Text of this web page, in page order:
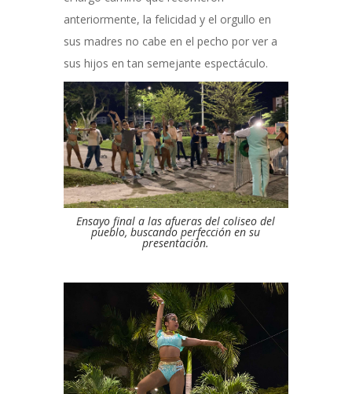
anteriormente, la felicidad y el orgullo en
sus madres no cabe en el pecho por ver a
sus hijos en tan semejante espectáculo.
Ensayo final a las afueras del coliseo del
pueblo, buscando perfección en su
presentación.